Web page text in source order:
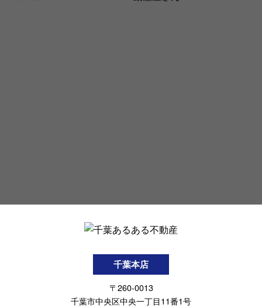
千葉本店
〒260-0013
千葉市中央区中央一丁目11番1号